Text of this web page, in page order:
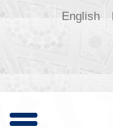
English